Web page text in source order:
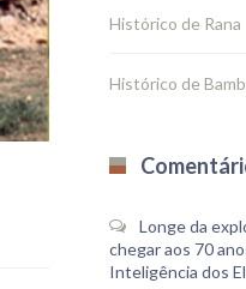
Histórico de Rana
Histórico de
Longe da
chegar aos 70
Inteligência dos